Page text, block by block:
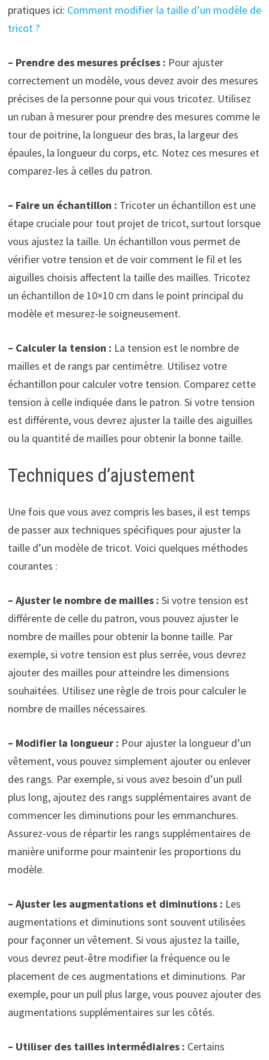
pratiques ici: Comment modifier la taille d’un modèle de
tricot ?
– Prendre des mesures précises : Pour ajuster
correctement un modèle, vous devez avoir des mesures
précises de la personne pour qui vous tricotez. Utilisez
un ruban à mesurer pour prendre des mesures comme le
tour de poitrine, la longueur des bras, la largeur des
épaules, la longueur du corps, etc. Notez ces mesures et
comparez-les à celles du patron.
– Faire un échantillon : Tricoter un échantillon est une
étape cruciale pour tout projet de tricot, surtout lorsque
vous ajustez la taille. Un échantillon vous permet de
vérifier votre tension et de voir comment le fil et les
aiguilles choisis affectent la taille des mailles. Tricotez
un échantillon de 10×10 cm dans le point principal du
modèle et mesurez-le soigneusement.
– Calculer la tension : La tension est le nombre de
mailles et de rangs par centimètre. Utilisez votre
échantillon pour calculer votre tension. Comparez cette
tension à celle indiquée dans le patron. Si votre tension
est différente, vous devrez ajuster la taille des aiguilles
ou la quantité de mailles pour obtenir la bonne taille.
Techniques d’ajustement
Une fois que vous avez compris les bases, il est temps
de passer aux techniques spécifiques pour ajuster la
taille d’un modèle de tricot. Voici quelques méthodes
courantes :
– Ajuster le nombre de mailles : Si votre tension est
différente de celle du patron, vous pouvez ajuster le
nombre de mailles pour obtenir la bonne taille. Par
exemple, si votre tension est plus serrée, vous devrez
ajouter des mailles pour atteindre les dimensions
souhaitées. Utilisez une règle de trois pour calculer le
nombre de mailles nécessaires.
– Modifier la longueur : Pour ajuster la longueur d’un
vêtement, vous pouvez simplement ajouter ou enlever
des rangs. Par exemple, si vous avez besoin d’un pull
plus long, ajoutez des rangs supplémentaires avant de
commencer les diminutions pour les emmanchures.
Assurez-vous de répartir les rangs supplémentaires de
manière uniforme pour maintenir les proportions du
modèle.
– Ajuster les augmentations et diminutions : Les
augmentations et diminutions sont souvent utilisées
pour façonner un vêtement. Si vous ajustez la taille,
vous devrez peut-être modifier la fréquence ou le
placement de ces augmentations et diminutions. Par
exemple, pour un pull plus large, vous pouvez ajouter des
augmentations supplémentaires sur les côtés.
– Utiliser des tailles intermédiaires : Certains